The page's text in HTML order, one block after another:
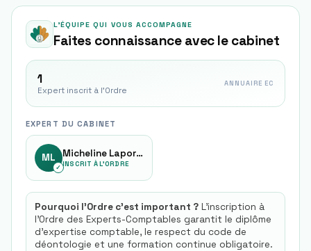
L'ÉQUIPE QUI VOUS ACCOMPAGNE
Faites connaissance avec le cabinet
1
Expert inscrit à l'Ordre
ANNUAIRE EC
EXPERT DU CABINET
ML
✓
Micheline Laporte
INSCRIT À L'ORDRE
Pourquoi l'Ordre c'est important ? L'inscription à
l'Ordre des Experts-Comptables garantit le diplôme
d'expertise comptable, le respect du code de
déontologie et une formation continue obligatoire.